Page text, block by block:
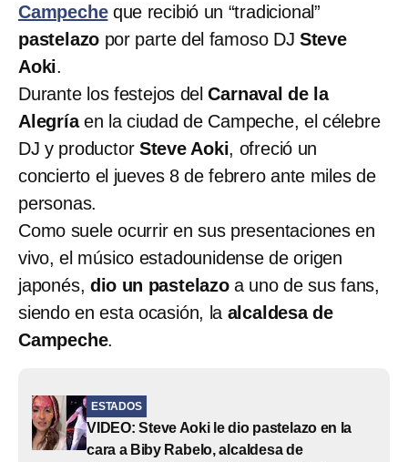
Campecheque recibió un “tradicional”
pastelazo por parte del famoso DJ Steve
Aoki.
Durante los festejos delCarnaval de la
Alegríaen la ciudad de Campeche, el célebre
DJ y productor Steve Aoki, ofreció un
concierto el jueves 8 de febrero ante miles de
personas.
Como suele ocurrir en sus presentaciones en
vivo, el músico estadounidense de origen
japonés, dio un pastelazoa uno de sus fans,
siendo en esta ocasión, la alcaldesa de
Campeche.
ESTADOS
VIDEO: Steve Aoki le dio pastelazo en la
cara a Biby Rabelo, alcaldesa de